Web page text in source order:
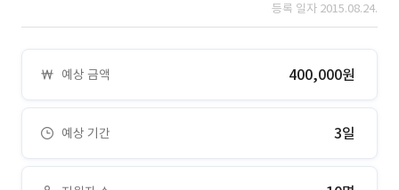
등록 일자 2015.08.24.
예상 금액 400,000원
예상 기간 3일